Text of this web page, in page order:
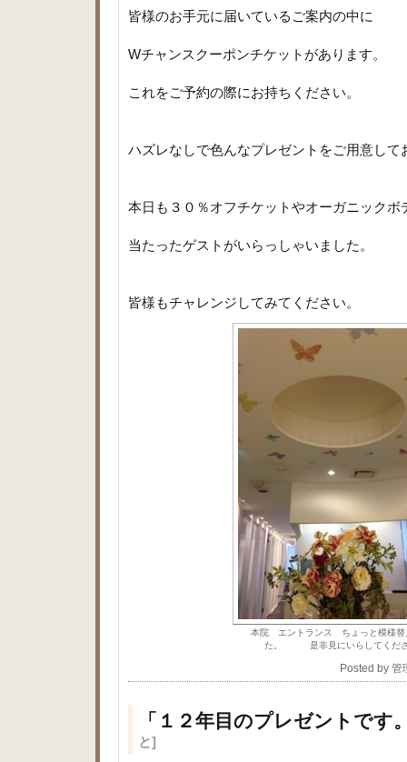
皆様のお手元に届いているご案内の中に
Wチャンスクーポンチケットがあります。
これをご予約の際にお持ちください。
ハズレなしで色んなプレゼントをご用意して
本日も３０％オフチケットやオーガニックボ
当たったゲストがいらっしゃいました。
皆様もチャレンジしてみてください。
本院 エントランス ちょっと模様替
た。 是非見にいらしてくだ
Posted by
「１２年目のプレゼントです
と]